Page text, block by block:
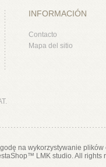
INFORMACIÓN
Contacto
Mapa del sitio
na wykorzystywanie
™ LMK studio. All rights